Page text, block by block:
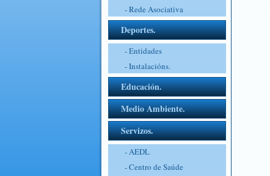
- Rede Asociativa
Deportes.
- Entidades
- Instalacións.
Educación.
Medio Ambiente.
Servizos.
- AEDL
- Centro de Saúde